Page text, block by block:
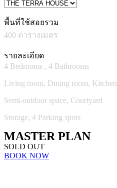
พื้นที่ใช้สอยรวม
400 ตารางเมตร
รายละเอียด
4 Bedrooms , 4 Bathrooms
Living room, Dining room, Kitchen
Semi-outdoor space, Courtyard
Storage, 4 Parking spots
MASTER PLAN
SOLD OUT
BOOK NOW